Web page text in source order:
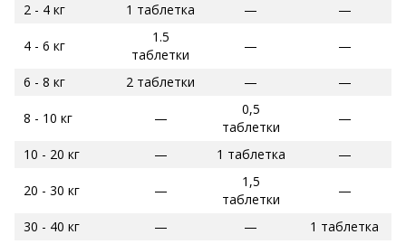
2 - 4 кг 1 таблетка — —
4 - 6 кг
1.5
таблетки
— —
6 - 8 кг 2 таблетки — —
8 - 10 кг —
0,5
таблетки
—
10 - 20 кг — 1 таблетка —
20 - 30 кг —
1,5
таблетки
—
30 - 40 кг — — 1 таблетка